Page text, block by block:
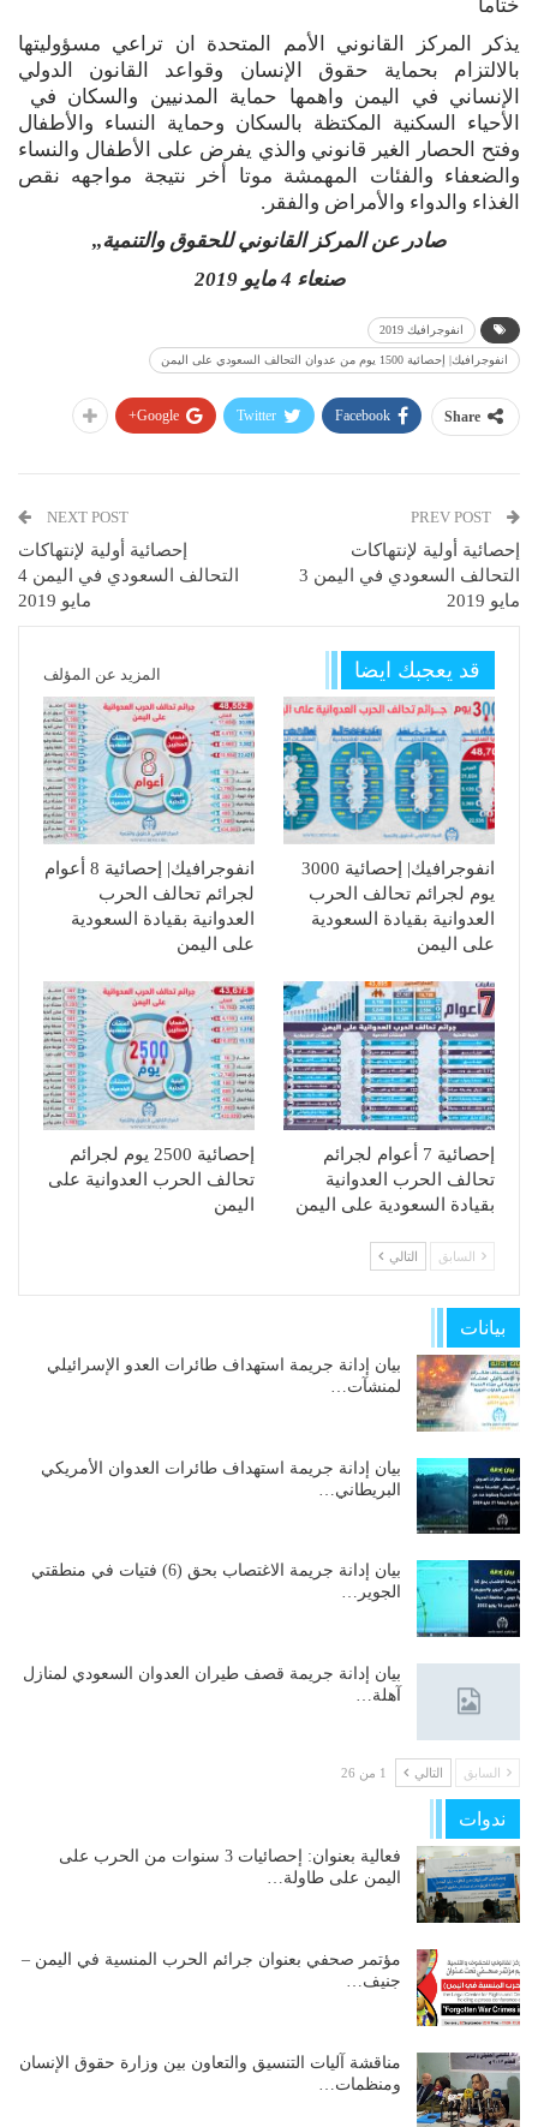
ختاماً
يذكر المركز القانوني الأمم المتحدة ان تراعي مسؤوليتها
بالالتزام بحماية حقوق الإنسان وقواعد القانون الدولي
الإنساني في اليمن واهمها حماية المدنيين والسكان في
الأحياء السكنية المكتظة بالسكان وحماية النساء والأطفال
وفتح الحصار الغير قانوني والذي يفرض على الأطفال والنساء
والضعفاء والفئات المهمشة موتا أخر نتيجة مواجهه نقص
الغذاء والدواء والأمراض والفقر.
صادر عن المركز القانوني للحقوق والتنمية,,
صنعاء 4 مايو 2019
انفوجرافيك 2019
انفوجرافيك| إحصائية 1500 يوم من عدوان التحالف السعودي على اليمن
Share
Facebook
Twitter
Google+
إحصائية أولية لإنتهاكات
التحالف السعودي في اليمن 3
مايو 2019
NEXT POST
إحصائية أولية لإنتهاكات
التحالف السعودي في اليمن 4
مايو 2019
قد يعجبك ايضا المزيد عن المؤلف
انفوجرافيك| إحصائية 3000
يوم لجرائم تحالف الحرب
العدوانية بقيادة السعودية
على اليمن
انفوجرافيك| إحصائية 8 أعوام
لجرائم تحالف الحرب
العدوانية بقيادة السعودية
على اليمن
إحصائية 7 أعوام لجرائم
تحالف الحرب العدوانية
بقيادة السعودية على اليمن
إحصائية 2500 يوم لجرائم
تحالف الحرب العدوانية على
اليمن
السابق التالي
بيانات
بيان إدانة جريمة استهداف طائرات العدو الإسرائيلي
لمنشآت…
بيان إدانة جريمة استهداف طائرات العدوان الأمريكي
البريطاني…
بيان إدانة جريمة الاغتصاب بحق (6) فتيات في منطقتي
الجوير…
بيان إدانة جريمة قصف طيران العدوان السعودي لمنازل
آهلة…
السابق التالي 1 من 26
ندوات
فعالية بعنوان: إحصائيات 3 سنوات من الحرب على
اليمن على طاولة…
مؤتمر صحفي بعنوان جرائم الحرب المنسية في اليمن –
جنيف…
مناقشة آليات التنسيق والتعاون بين وزارة حقوق الإنسان
ومنظمات…